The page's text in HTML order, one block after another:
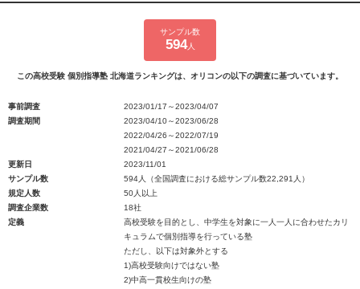
サンプル数
594人
この高校受験 個別指導塾 北海道ランキングは、オリコンの以下の調査に基づいています。
事前調査
2023/01/17～2023/04/07
調査期間
2023/04/10～2023/06/28
2022/04/26～2022/07/19
2021/04/27～2021/06/28
更新日
2023/11/01
サンプル数
594人（全国調査における総サンプル数22,291人）
規定人数
50人以上
調査企業数
18社
定義
高校受験を目的とし、中学生を対象に一人一人に合わせたカリ
キュラムで個別指導を行っている塾
ただし、以下は対象外とする
1)高校受験向けではない塾
2)中高一貫校生向けの塾